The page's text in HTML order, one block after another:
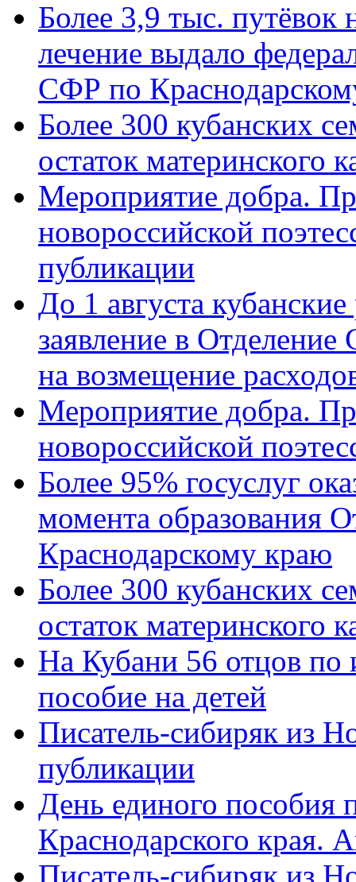
Более 3,9 тыс. путёвок
лечение выдало
СФР по
Более 300 кубанских
остаток материнского
Мероприятие добра.
новороссийской
публикации
До 1 августа
заявление в
на возмещение
Мероприятие добра.
новороссийской
Более 95% госуслуг
момента образования
Краснодарскому краю
Более 300 кубанских
остаток материнского
На Кубани 56 отцов по
пособие на детей
Писатель-сибиряк из
публикации
День единого пособия
Краснодарского края.
Писатель-сибиряк из